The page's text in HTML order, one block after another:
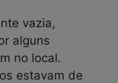
vazia,
alguns
no local.
estavam de